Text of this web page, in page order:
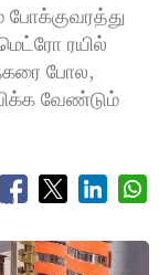
ரயில்
நகரை போல,
வேண்டும்